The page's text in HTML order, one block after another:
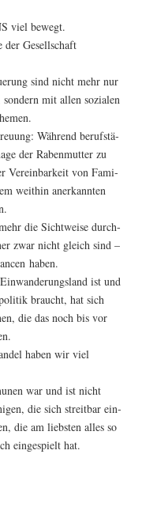
viel bewegt.
Gesell­schaft
sind nicht mehr nur
mit allen sozia­len
Wäh­rend berufs­tä­
der Raben­mut­ter zu
Ver­ein­bar­keit von Fami­
weit­hin aner­kann­ten
die Sicht­wei­se durch­
zwar nicht gleich sind –
haben.
ist und
braucht, hat sich
die das noch bis vor
haben wir viel
war und ist nicht
die sich streit­bar ein­
die am liebs­ten alles so
ein­ge­spielt hat.